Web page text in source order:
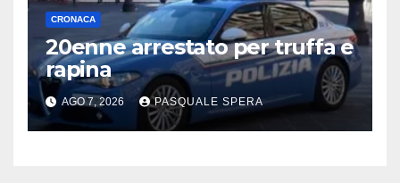
CRONACA
20enne arrestato per truffa e
rapina
AGO 7, 2026 PASQUALE SPERA